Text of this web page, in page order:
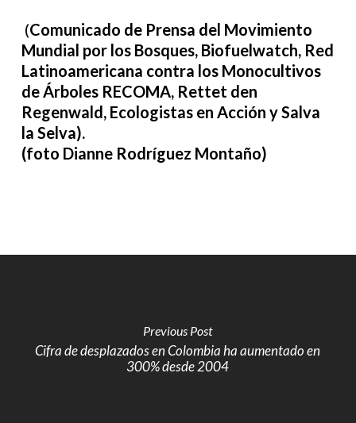
(Comunicado de Prensa del Movimiento
Mundial por los Bosques, Biofuelwatch, Red
Latinoamericana contra los Monocultivos
de Árboles RECOMA, Rettet den
Regenwald, Ecologistas en Acción y Salva
la Selva).
(foto Dianne Rodríguez Montaño)
Previous Post
Cifra de desplazados en Colombia ha aumentado en
300% desde 2004